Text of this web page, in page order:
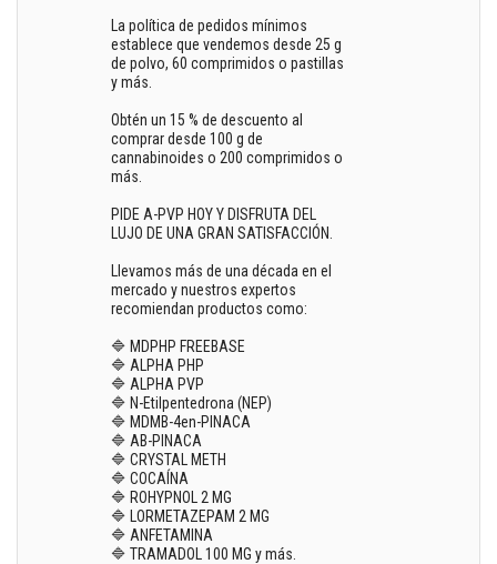
La política de pedidos mínimos
establece que vendemos desde 25 g
de polvo, 60 comprimidos o pastillas
y más.
Obtén un 15 % de descuento al
comprar desde 100 g de
cannabinoides o 200 comprimidos o
más.
PIDE A-PVP HOY Y DISFRUTA DEL
LUJO DE UNA GRAN SATISFACCIÓN.
Llevamos más de una década en el
mercado y nuestros expertos
recomiendan productos como:
🔷 MDPHP FREEBASE
🔷 ALPHA PHP
🔷 ALPHA PVP
🔷 N-Etilpentedrona (NEP)
🔷 MDMB-4en-PINACA
🔷 AB-PINACA
🔷 CRYSTAL METH
🔷 COCAÍNA
🔷 ROHYPNOL 2 MG
🔷 LORMETAZEPAM 2 MG
🔷 ANFETAMINA
🔷 TRAMADOL 100 MG y más.